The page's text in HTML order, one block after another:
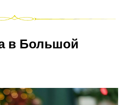
в Большой